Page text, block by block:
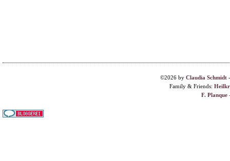
©2026 by Claudia Schmidt
Family & Friends:
F. Planque